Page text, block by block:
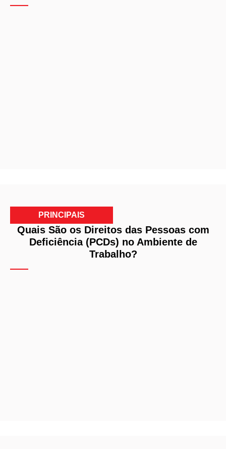
PRINCIPAIS
Quais São os Direitos das Pessoas com
Deficiência (PCDs) no Ambiente de
Trabalho?